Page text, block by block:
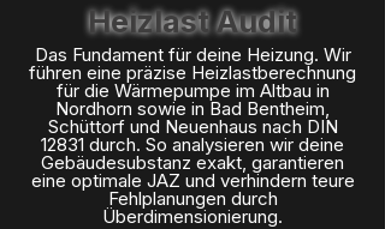
Heizlast Audit
Das Fundament für deine Heizung. Wir
führen eine präzise Heizlastberechnung
für die Wärmepumpe im Altbau in
Nordhorn sowie in Bad Bentheim,
Schüttorf und Neuenhaus nach DIN
12831 durch. So analysieren wir deine
Gebäudesubstanz exakt, garantieren
eine optimale JAZ und verhindern teure
Fehlplanungen durch
Überdimensionierung.